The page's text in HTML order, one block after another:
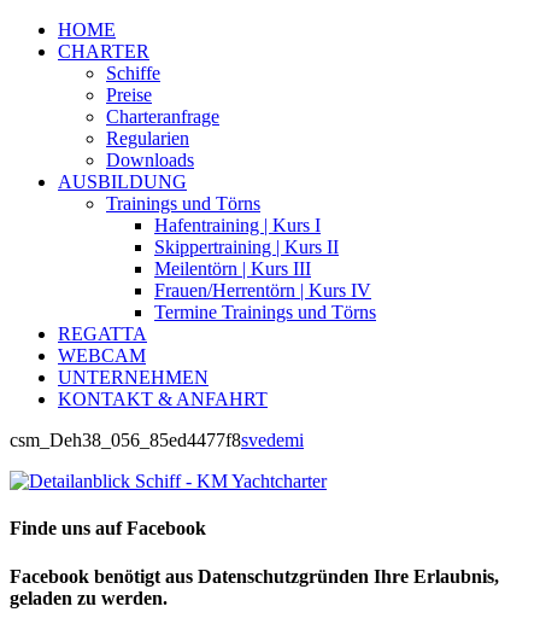
HOME
CHARTER
Schiffe
Preise
Charteranfrage
Regularien
Downloads
AUSBILDUNG
Trainings und Törns
Hafentraining | Kurs I
Skippertraining | Kurs II
Meilentörn | Kurs III
Frauen/Herrentörn | Kurs IV
Termine Trainings und Törns
REGATTA
WEBCAM
UNTERNEHMEN
KONTAKT & ANFAHRT
csm_Deh38_056_85ed4477f8svedemi
Finde uns auf Facebook
Facebook benötigt aus Datenschutzgründen Ihre Erlaubnis,
geladen zu werden.